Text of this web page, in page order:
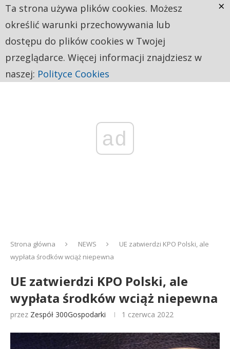
ad
Strona główna NEWS
UE zatwierdzi KPO Polski, ale
wypłata środków wciąż niepewna
UE zatwierdzi KPO Polski, ale
wypłata środków wciąż niepewna
przez Zespół 300Gospodarki 1 czerwca 2022
Ta strona używa plików cookies. Możesz
określić warunki przechowywania lub
dostępu do plików cookies w Twojej
przeglądarce. Więcej informacji znajdziesz w
naszej: Polityce Cookies
×